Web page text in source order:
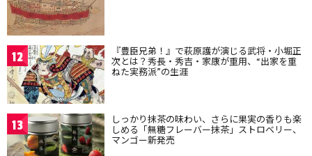
12 『豊臣兄弟！』で萩原護が演じる武将・小堀正
次とは？秀長・秀吉・家康が重用、“出家を重
ねた実務派”の生涯
13 しっかり抹茶の味わい、さらに果実の香りも楽
しめる「無糖フレーバー抹茶」ストロベリー、
マンゴー新発売